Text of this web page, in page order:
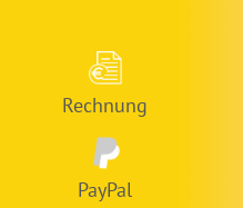
Rechnung
PayPal